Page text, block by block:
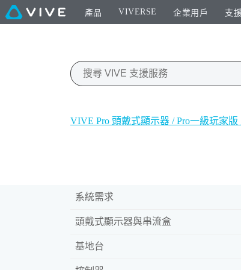
產品 VIVERSE 企業用戶 支
VIVE Pro 頭戴式顯示器 / Pro一級玩家版
系統需求
頭戴式顯示器與串流盒
基地台